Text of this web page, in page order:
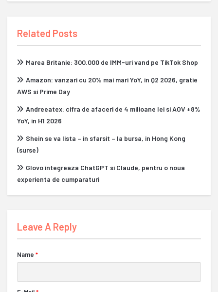
Related Posts
Marea Britanie: 300.000 de IMM-uri vand pe TikTok Shop
Amazon: vanzari cu 20% mai mari YoY, in Q2 2026, gratie
AWS si Prime Day
Andreeatex: cifra de afaceri de 4 milioane lei si AOV +8%
YoY, in H1 2026
Shein se va lista – in sfarsit – la bursa, in Hong Kong
(surse)
Glovo integreaza ChatGPT si Claude, pentru o noua
experienta de cumparaturi
Leave A Reply
Name *